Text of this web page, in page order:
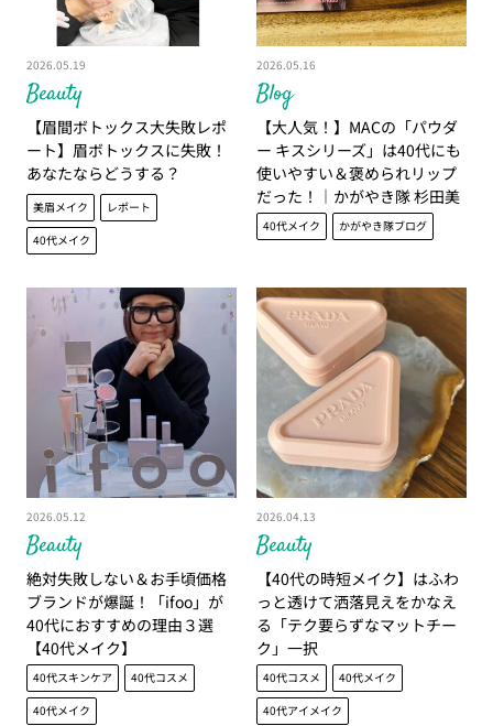
Beauty
2026.05.19
【眉間ボトックス大失敗レポ
ート】眉ボトックスに失敗！
あなたならどうする？
美眉メイク
レポート
40代メイク
Blog
2026.05.16
【大人気！】MACの「パウダ
ー キスシリーズ」は40代にも
使いやすい＆褒められリップ
だった！｜かがやき隊 杉田美
紀40代メイク かがやき隊ブログ
Beauty
2026.05.12
絶対失敗しない＆お手頃価格
ブランドが爆誕！「ifoo」が
40代におすすめの理由３選
【40代メイク】
40代スキンケア
40代コスメ
40代メイク
Beauty
2026.04.13
【40代の時短メイク】はふわ
っと透けて洒落見えをかなえ
る「テク要らずなマットチー
ク」一択
40代コスメ
40代メイク
40代アイメイク